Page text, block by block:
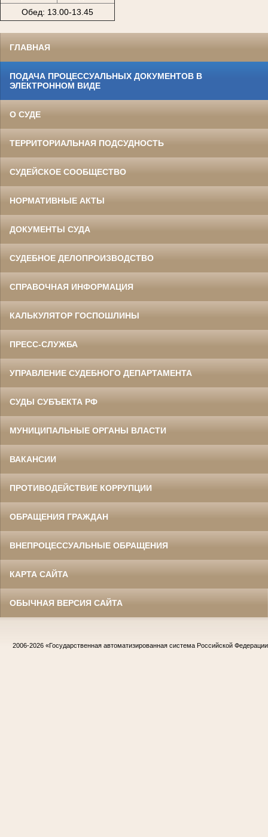
Обед: 13.00-13.45
ГЛАВНАЯ
ПОДАЧА ПРОЦЕССУАЛЬНЫХ ДОКУМЕНТОВ В
ЭЛЕКТРОННОМ ВИДЕ
О СУДЕ
ТЕРРИТОРИАЛЬНАЯ ПОДСУДНОСТЬ
СУДЕЙСКОЕ СООБЩЕСТВО
НОРМАТИВНЫЕ АКТЫ
ДОКУМЕНТЫ СУДА
СУДЕБНОЕ ДЕЛОПРОИЗВОДСТВО
СПРАВОЧНАЯ ИНФОРМАЦИЯ
КАЛЬКУЛЯТОР ГОСПОШЛИНЫ
ПРЕСС-СЛУЖБА
УПРАВЛЕНИЕ СУДЕБНОГО ДЕПАРТАМЕНТА
СУДЫ СУБЪЕКТА РФ
МУНИЦИПАЛЬНЫЕ ОРГАНЫ ВЛАСТИ
ВАКАНСИИ
ПРОТИВОДЕЙСТВИЕ КОРРУПЦИИ
ОБРАЩЕНИЯ ГРАЖДАН
ВНЕПРОЦЕССУАЛЬНЫЕ ОБРАЩЕНИЯ
КАРТА САЙТА
ОБЫЧНАЯ ВЕРСИЯ САЙТА
2006-2026 «Государственная автоматизированная система Российской